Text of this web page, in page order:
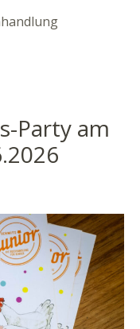
Party am